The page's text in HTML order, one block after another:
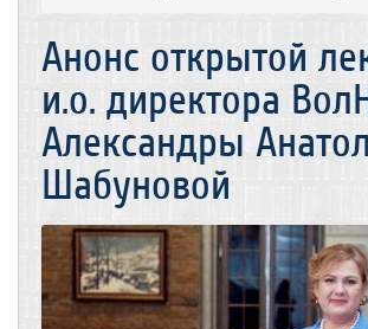
Анонс открытой
и.о. директора
Александры
Шабуновой